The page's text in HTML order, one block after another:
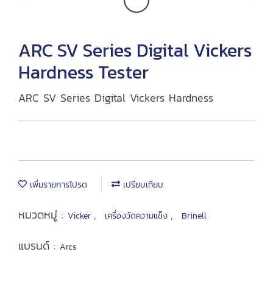
ARC SV Series Digital Vickers
Hardness Tester
ARC SV Series Digital Vickers Hardness
เพิ่มรายการโปรด เปรียบเทียบ
หมวดหมู่ : Vicker , เครื่องวัดความแข็ง , Brinell
แบรนด์ : Arcs